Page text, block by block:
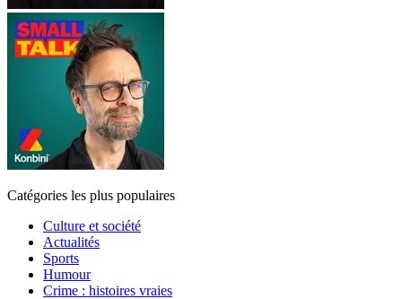
Catégories les plus populaires
Culture et société
Actualités
Sports
Humour
Crime : histoires vraies